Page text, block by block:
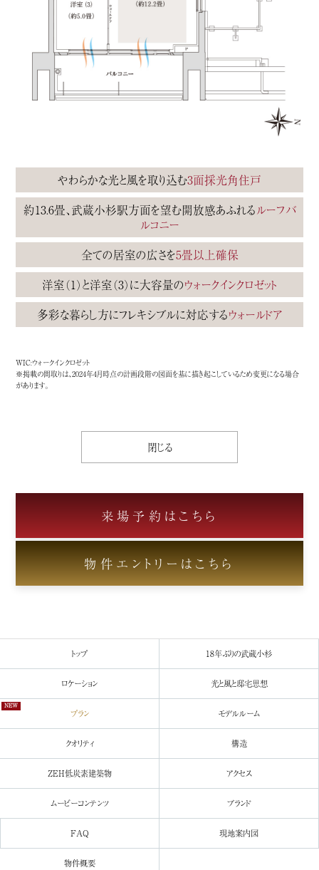
やわらかな光と風を取り込む3面採光角住戸
約13.6畳、武蔵小杉駅方面を望む開放感あふれるルーフバ
ルコニー
全ての居室の広さを5畳以上確保
洋室（1）と洋室（3）に大容量のウォークインクロゼット
多彩な暮らし方にフレキシブルに対応するウォールドア
WIC:ウォークインクロゼット
※掲載の間取りは、2024年4月時点の計画段階の図面を基に描き起こしているため変更になる場合
があります。
閉じる
来場予約はこちら
物件エントリーはこちら
トップ 18年ぶりの武蔵小杉
ロケーション 光と風と邸宅思想
プラン
NEW
モデルルーム
クオリティ 構造
ZEH低炭素建築物 アクセス
ムービーコンテンツ ブランド
FAQ 現地案内図
物件概要